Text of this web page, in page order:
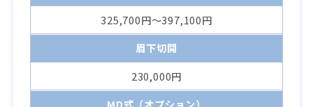
325,700円～397,100円
眉下切開
230,000円
MD式（オプション）